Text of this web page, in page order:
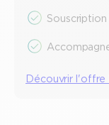
Souscription
Découvrir l'offre